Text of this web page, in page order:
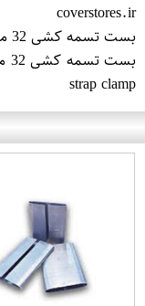
coverstores.ir
بست تسمه کشی 32 میل فلزی
strap clamp